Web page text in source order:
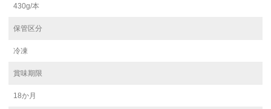
430g/本
保管区分
冷凍
賞味期限
18か月